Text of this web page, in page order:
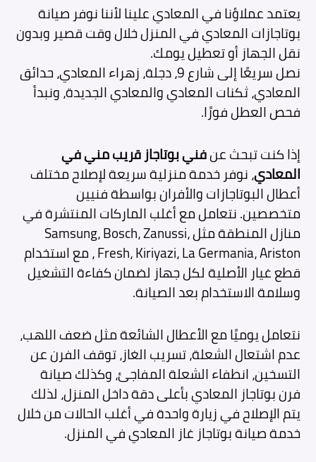
يعتمد عملاؤنا في المعادي علينا لأننا نوفر صيانة
بوتاجازات المعادي في المنزل خلال وقت قصير وبدون
نقل الجهاز أو تعطيل يومك.
نصل سريعًا إلى شارع 9، دجلة، زهراء المعادي، حدائق
المعادي، ثكنات المعادي والمعادي الجديدة، ونبدأ
فحص العطل فورًا.
إذا كنت تبحث عنفني بوتاجاز قريب مني في
المعادي، نوفر خدمة منزلية سريعة لإصلاح مختلف
أعطال البوتاجازات والأفران بواسطة فنيين
متخصصين. نتعامل مع أغلب الماركات المنتشرة في
منازل المنطقة مثل Samsung، Bosch، Zanussi،
Fresh، Kiriyazi، La Germania، Ariston ، مع استخدام
قطع غيار الأصلية لكل جهاز لضمان كفاءة التشغيل
وسلامة الاستخدام بعد الصيانة.
نتعامل يوميًا مع الأعطال الشائعة مثل ضعف اللهب،
عدم اشتعال الشعلة، تسريب الغاز، توقف الفرن عن
التسخين، انطفاء الشعلة المفاجئ، وكذلك صيانة
فرن بوتاجاز المعادي بأعلى دقة داخل المنزل، لذلك
يتم الإصلاح في زيارة واحدة في أغلب الحالات من خلال
خدمة صيانة بوتاجاز غاز المعادي في المنزل.